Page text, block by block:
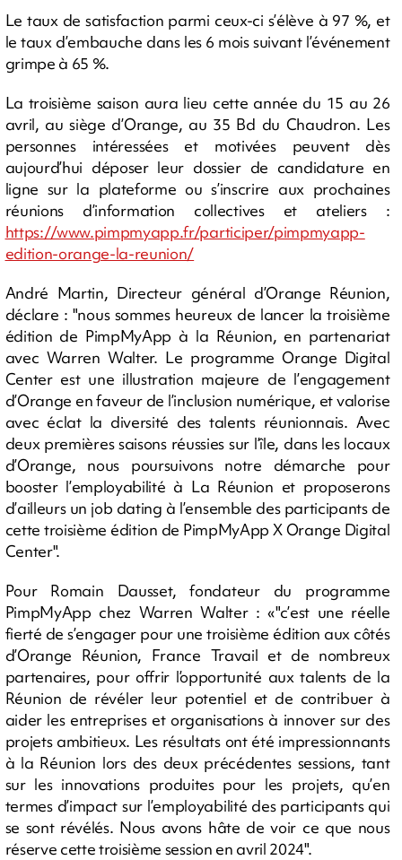
Le taux de satisfaction parmi ceux-ci s’élève à 97 %, et
le taux d’embauche dans les 6 mois suivant l’événement
grimpe à 65 %.
La troisième saison aura lieu cette année du 15 au 26
avril, au siège d’Orange, au 35 Bd du Chaudron. Les
personnes intéressées et motivées peuvent dès
aujourd’hui déposer leur dossier de candidature en
ligne sur la plateforme ou s’inscrire aux prochaines
réunions d’information collectives et ateliers :
https://www.pimpmyapp.fr/participer/pimpmyapp-
edition-orange-la-reunion/
André Martin, Directeur général d’Orange Réunion,
déclare : "nous sommes heureux de lancer la troisième
édition de PimpMyApp à la Réunion, en partenariat
avec Warren Walter. Le programme Orange Digital
Center est une illustration majeure de l’engagement
d’Orange en faveur de l’inclusion numérique, et valorise
avec éclat la diversité des talents réunionnais. Avec
deux premières saisons réussies sur l’île, dans les locaux
d’Orange, nous poursuivons notre démarche pour
booster l’employabilité à La Réunion et proposerons
d’ailleurs un job dating à l’ensemble des participants de
cette troisième édition de PimpMyApp X Orange Digital
Center".
Pour Romain Dausset, fondateur du programme
PimpMyApp chez Warren Walter : «"c’est une réelle
fierté de s’engager pour une troisième édition aux côtés
d’Orange Réunion, France Travail et de nombreux
partenaires, pour offrir l’opportunité aux talents de la
Réunion de révéler leur potentiel et de contribuer à
aider les entreprises et organisations à innover sur des
projets ambitieux. Les résultats ont été impressionnants
à la Réunion lors des deux précédentes sessions, tant
sur les innovations produites pour les projets, qu’en
termes d’impact sur l’employabilité des participants qui
se sont révélés. Nous avons hâte de voir ce que nous
réserve cette troisième session en avril 2024".